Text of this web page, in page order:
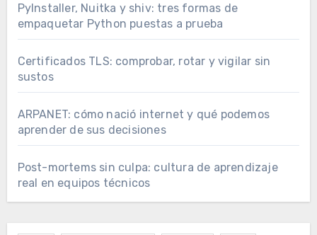
PyInstaller, Nuitka y shiv: tres formas de
empaquetar Python puestas a prueba
Certificados TLS: comprobar, rotar y vigilar sin
sustos
ARPANET: cómo nació internet y qué podemos
aprender de sus decisiones
Post-mortems sin culpa: cultura de aprendizaje
real en equipos técnicos